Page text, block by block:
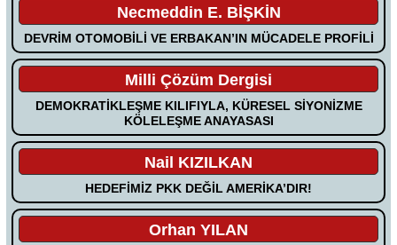
Necmeddin E. BİŞKİN
DEVRİM OTOMOBİLİ VE ERBAKAN’IN MÜCADELE PROFİLİ
Milli Çözüm Dergisi
DEMOKRATİKLEŞME KILIFIYLA, KÜRESEL SİYONİZME
KÖLELEŞME ANAYASASI
Nail KIZILKAN
HEDEFİMİZ PKK DEĞİL AMERİKA’DIR!
Orhan YILAN